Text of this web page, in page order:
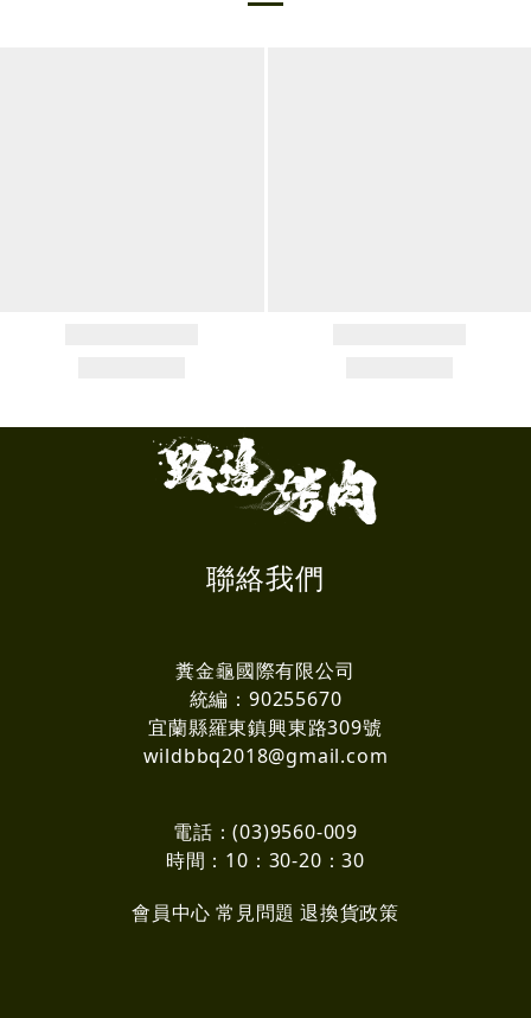
聯絡我們
糞金龜國際有限公司
統編：90255670
宜蘭縣羅東鎮興東路309號
wildbbq2018@gmail.com
電話：(03)9560-009
時間：10：30-20：30
會員中心 常見問題 退換貨政策